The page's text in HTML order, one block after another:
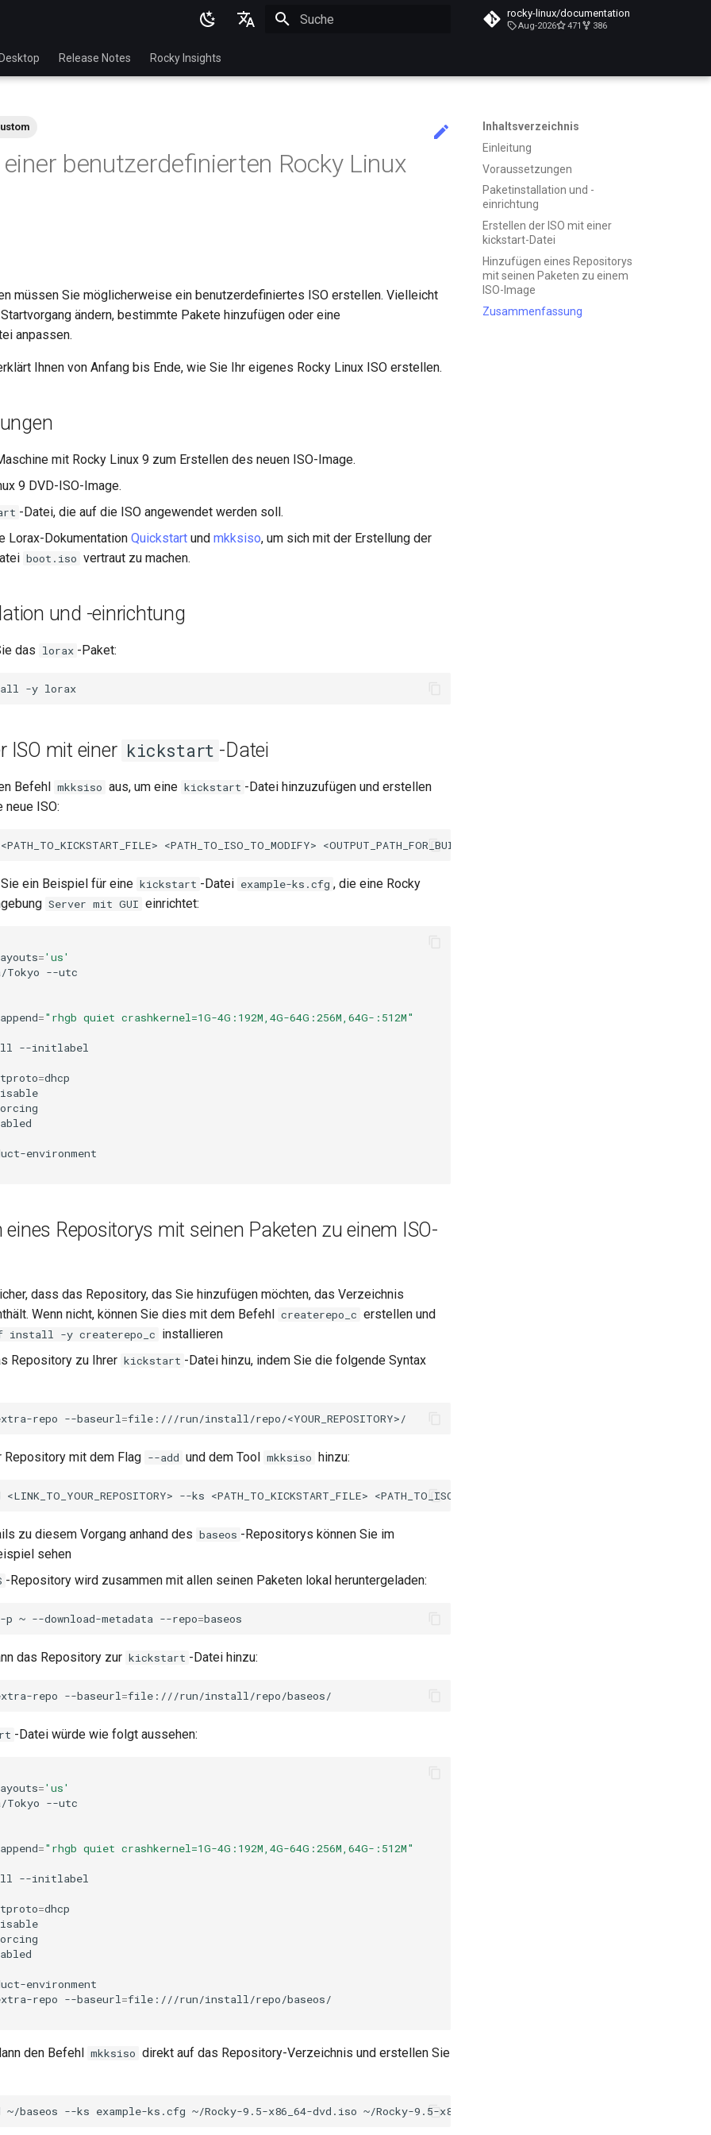
English
Español
简体中文
rocky-linux/documentation
Aug-2026 471 386
Desktop Release Notes Rocky Insights
Inhaltsverzeichnis
Einleitung
Voraussetzungen
Paketinstallation und -
einrichtung
Erstellen der ISO mit einer
kickstart-Datei
Hinzufügen eines Repositorys
mit seinen Paketen zu einem
ISO-Image
Zusammenfassung
benutzerdefinierten Rocky Linux
müssen Sie möglicherweise ein benutzerdefiniertes ISO erstellen. Vielleicht
ändern, bestimmte Pakete hinzufügen oder eine
anpassen.
Ihnen von Anfang bis Ende, wie Sie Ihr eigenes Rocky Linux ISO erstellen.
mit Rocky Linux 9 zum Erstellen des neuen ISO-Image.
9 DVD-ISO-Image.
-Datei, die auf die ISO angewendet werden soll.
Lorax-Dokumentation Quickstart und mkksiso, um sich mit der Erstellung der
boot.iso vertraut zu machen.
und -einrichtung
das lorax -Paket:
-y
ISO mit einer kickstart -Datei
Befehl mkksiso aus, um eine kickstart -Datei hinzuzufügen und erstellen
neue ISO:
<PATH_TO_KICKSTART_FILE> <PATH_TO_ISO_TO_MODIFY>
ein Beispiel für eine kickstart -Datei example-ks.cfg , die eine Rocky
Server mit GUI einrichtet:
='us'
Tokyo --utc
="rhgb quiet crashkernel=1G-4G:192M,4G-64G:256M,64G-:512M"
--initlabel
=dhcp
environment
Repositorys mit seinen Paketen zu einem ISO-
dass das Repository, das Sie hinzufügen möchten, das Verzeichnis
Wenn nicht, können Sie dies mit dem Befehl createrepo_c erstellen und
install -y createrepo_c installieren
Repository zu Ihrer kickstart -Datei hinzu, indem Sie die folgende Syntax
repo --baseurl =
Repository mit dem Flag --add und dem Tool mkksiso hinzu:
<LINK_TO_YOUR_REPOSITORY> --ks <PATH_TO_KICKSTART_FILE> <PATH_TO_ISO_TO_MODIFY>
zu diesem Vorgang anhand des baseos -Repositorys können Sie im
sehen
-Repository wird zusammen mit allen seinen Paketen lokal heruntergeladen:
-p ~ --download-metadata --repo=
das Repository zur kickstart -Datei hinzu:
repo --baseurl =
-Datei würde wie folgt aussehen:
='us'
Tokyo --utc
="rhgb quiet crashkernel=1G-4G:192M,4G-64G:256M,64G-:512M"
--initlabel
=dhcp
environment
repo --baseurl =file:///run/install/repo/baseos/
den Befehl mkksiso direkt auf das Repository-Verzeichnis und erstellen Sie
~/baseos --ks example-ks.cfg ~/Rocky-9.5-x86_64-dvd.iso